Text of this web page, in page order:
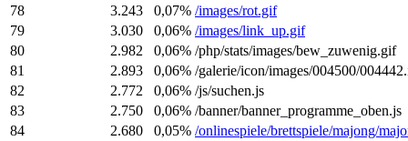
78
3.243 0,07% /images/rot.gif
79
3.030 0,06% /images/link_up.gif
80
2.982 0,06% /php/stats/images/bew_zuwenig.gif
81
2.893 0,06% /galerie/icon/images/004500/
82
2.772 0,06% /js/suchen.js
83
2.750 0,06% /banner/banner_programme_oben.js
84
2.680 0,05% /onlinespiele/brettspiele/majong/